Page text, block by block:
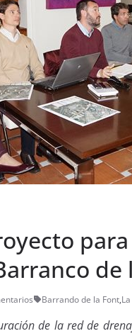
de
Barrando de la Font,
de la red de